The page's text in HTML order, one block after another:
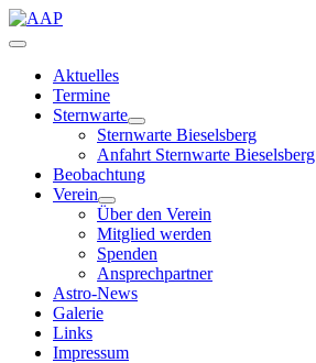
Aktuelles
Termine
Sternwarte
Sternwarte Bieselsberg
Anfahrt Sternwarte Bieselsberg
Beobachtung
Verein
Über den Verein
Mitglied werden
Spenden
Ansprechpartner
Astro-News
Galerie
Links
Impressum